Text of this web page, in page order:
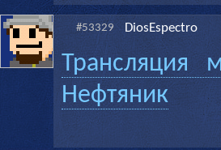
#53329 DiosEspectro
Трансляция
Нефтяник